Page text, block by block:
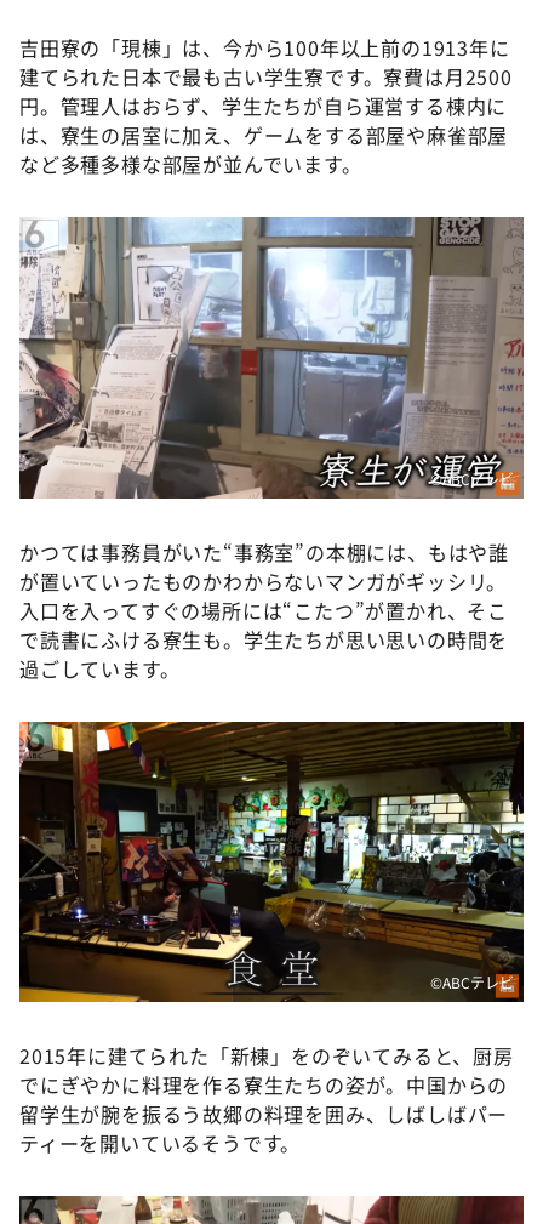
吉田寮の「現棟」は、今から100年以上前の1913年に
建てられた日本で最も古い学生寮です。寮費は月2500
円。管理人はおらず、学生たちが自ら運営する棟内に
は、寮生の居室に加え、ゲームをする部屋や麻雀部屋
など多種多様な部屋が並んでいます。
©ABCテレビ
かつては事務員がいた“事務室”の本棚には、もはや誰
が置いていったものかわからないマンガがギッシリ。
入口を入ってすぐの場所には“こたつ”が置かれ、そこ
で読書にふける寮生も。学生たちが思い思いの時間を
過ごしています。
©ABCテレビ
2015年に建てられた「新棟」をのぞいてみると、厨房
でにぎやかに料理を作る寮生たちの姿が。中国からの
留学生が腕を振るう故郷の料理を囲み、しばしばパー
ティーを開いているそうです。